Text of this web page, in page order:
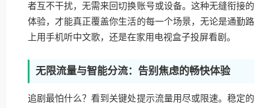
者互不干扰，无需来回切换账号或设备。这种无缝衔接的
体验，才能真正覆盖你生活的每一个场景，无论是通勤路
上用手机听中文歌，还是在家用电视盒子投屏看剧。
无限流量与智能分流：告别焦虑的畅快体验
追剧最怕什么？看到关键处提示流量用尽或限速。稳定的